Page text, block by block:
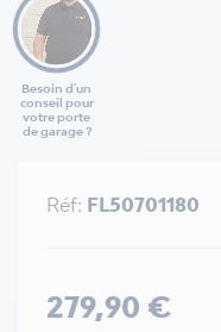
Besoin d'un
conseil pour
votre porte
de garage ?
Réf: FL50701180
279,90 €